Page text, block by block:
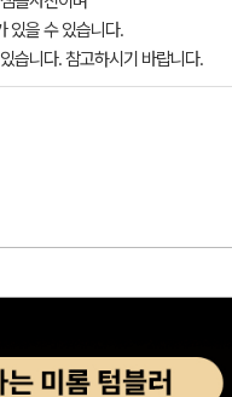
있을 수 있습니다.
습니다. 참고하시기 바랍니다.